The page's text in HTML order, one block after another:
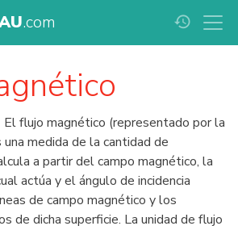
.com history
El flujo magnético (representado por la
medida de la cantidad de
a partir del campo magnético, la
actúa y el ángulo de incidencia
de campo magnético y los
de dicha superficie. La unidad de flujo